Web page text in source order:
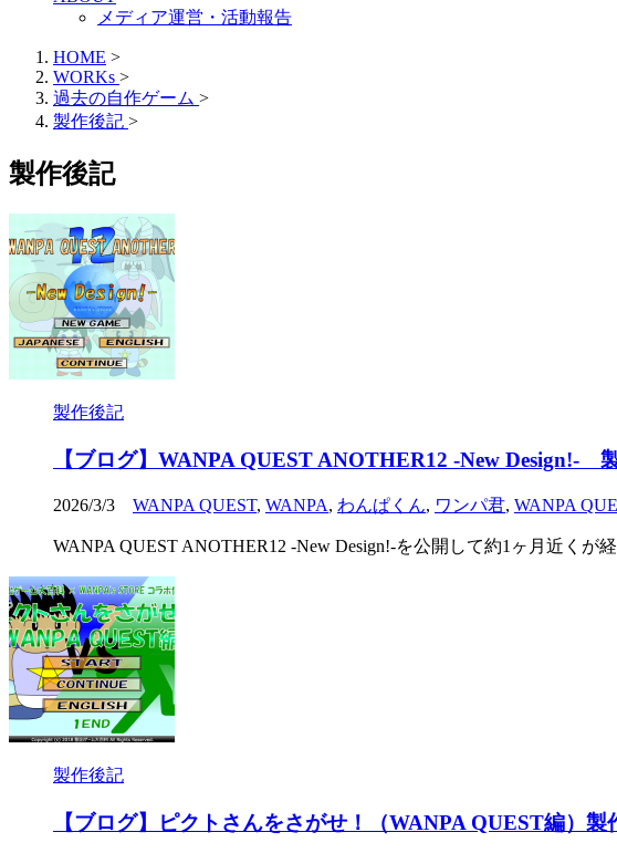
メディア運営・活動報告
HOME >
WORKs >
過去の自作ゲーム >
製作後記 >
製作後記
製作後記
【ブログ】WANPA QUEST ANOTHER12 -New Design!-
2026/3/3 WANPA QUEST, WANPA, わんぱくん, ワンパ君, WANPA
WANPA QUEST ANOTHER12 -New Design!-を公開して約1ヶ月近く
製作後記
【ブログ】ピクトさんをさがせ！（WANPA QUEST編）製